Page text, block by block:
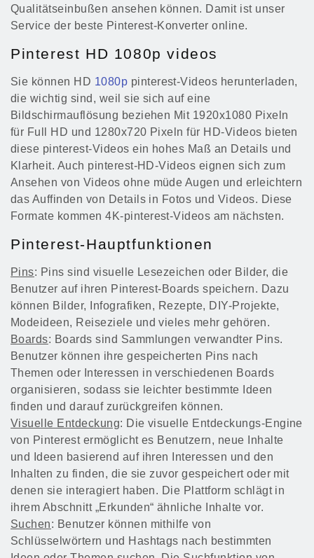
Qualitätseinbußen ansehen können. Damit ist unser
Service der beste Pinterest-Konverter online.
Pinterest HD 1080p videos
Sie können HD 1080p pinterest-Videos herunterladen,
die wichtig sind, weil sie sich auf eine
Bildschirmauflösung beziehen Mit 1920x1080 Pixeln
für Full HD und 1280x720 Pixeln für HD-Videos bieten
diese pinterest-Videos ein hohes Maß an Details und
Klarheit. Auch pinterest-HD-Videos eignen sich zum
Ansehen von Videos ohne müde Augen und erleichtern
das Auffinden von Details in Fotos und Videos. Diese
Formate kommen 4K-pinterest-Videos am nächsten.
Pinterest-Hauptfunktionen
Pins: Pins sind visuelle Lesezeichen oder Bilder, die
Benutzer auf ihren Pinterest-Boards speichern. Dazu
können Bilder, Infografiken, Rezepte, DIY-Projekte,
Modeideen, Reiseziele und vieles mehr gehören.
Boards: Boards sind Sammlungen verwandter Pins.
Benutzer können ihre gespeicherten Pins nach
Themen oder Interessen in verschiedenen Boards
organisieren, sodass sie leichter bestimmte Ideen
finden und darauf zurückgreifen können.
Visuelle Entdeckung: Die visuelle Entdeckungs-Engine
von Pinterest ermöglicht es Benutzern, neue Inhalte
und Ideen basierend auf ihren Interessen und den
Inhalten zu finden, die sie zuvor gespeichert oder mit
denen sie interagiert haben. Die Plattform schlägt in
ihrem Abschnitt „Erkunden“ ähnliche Inhalte vor.
Suchen: Benutzer können mithilfe von
Schlüsselwörtern und Hashtags nach bestimmten